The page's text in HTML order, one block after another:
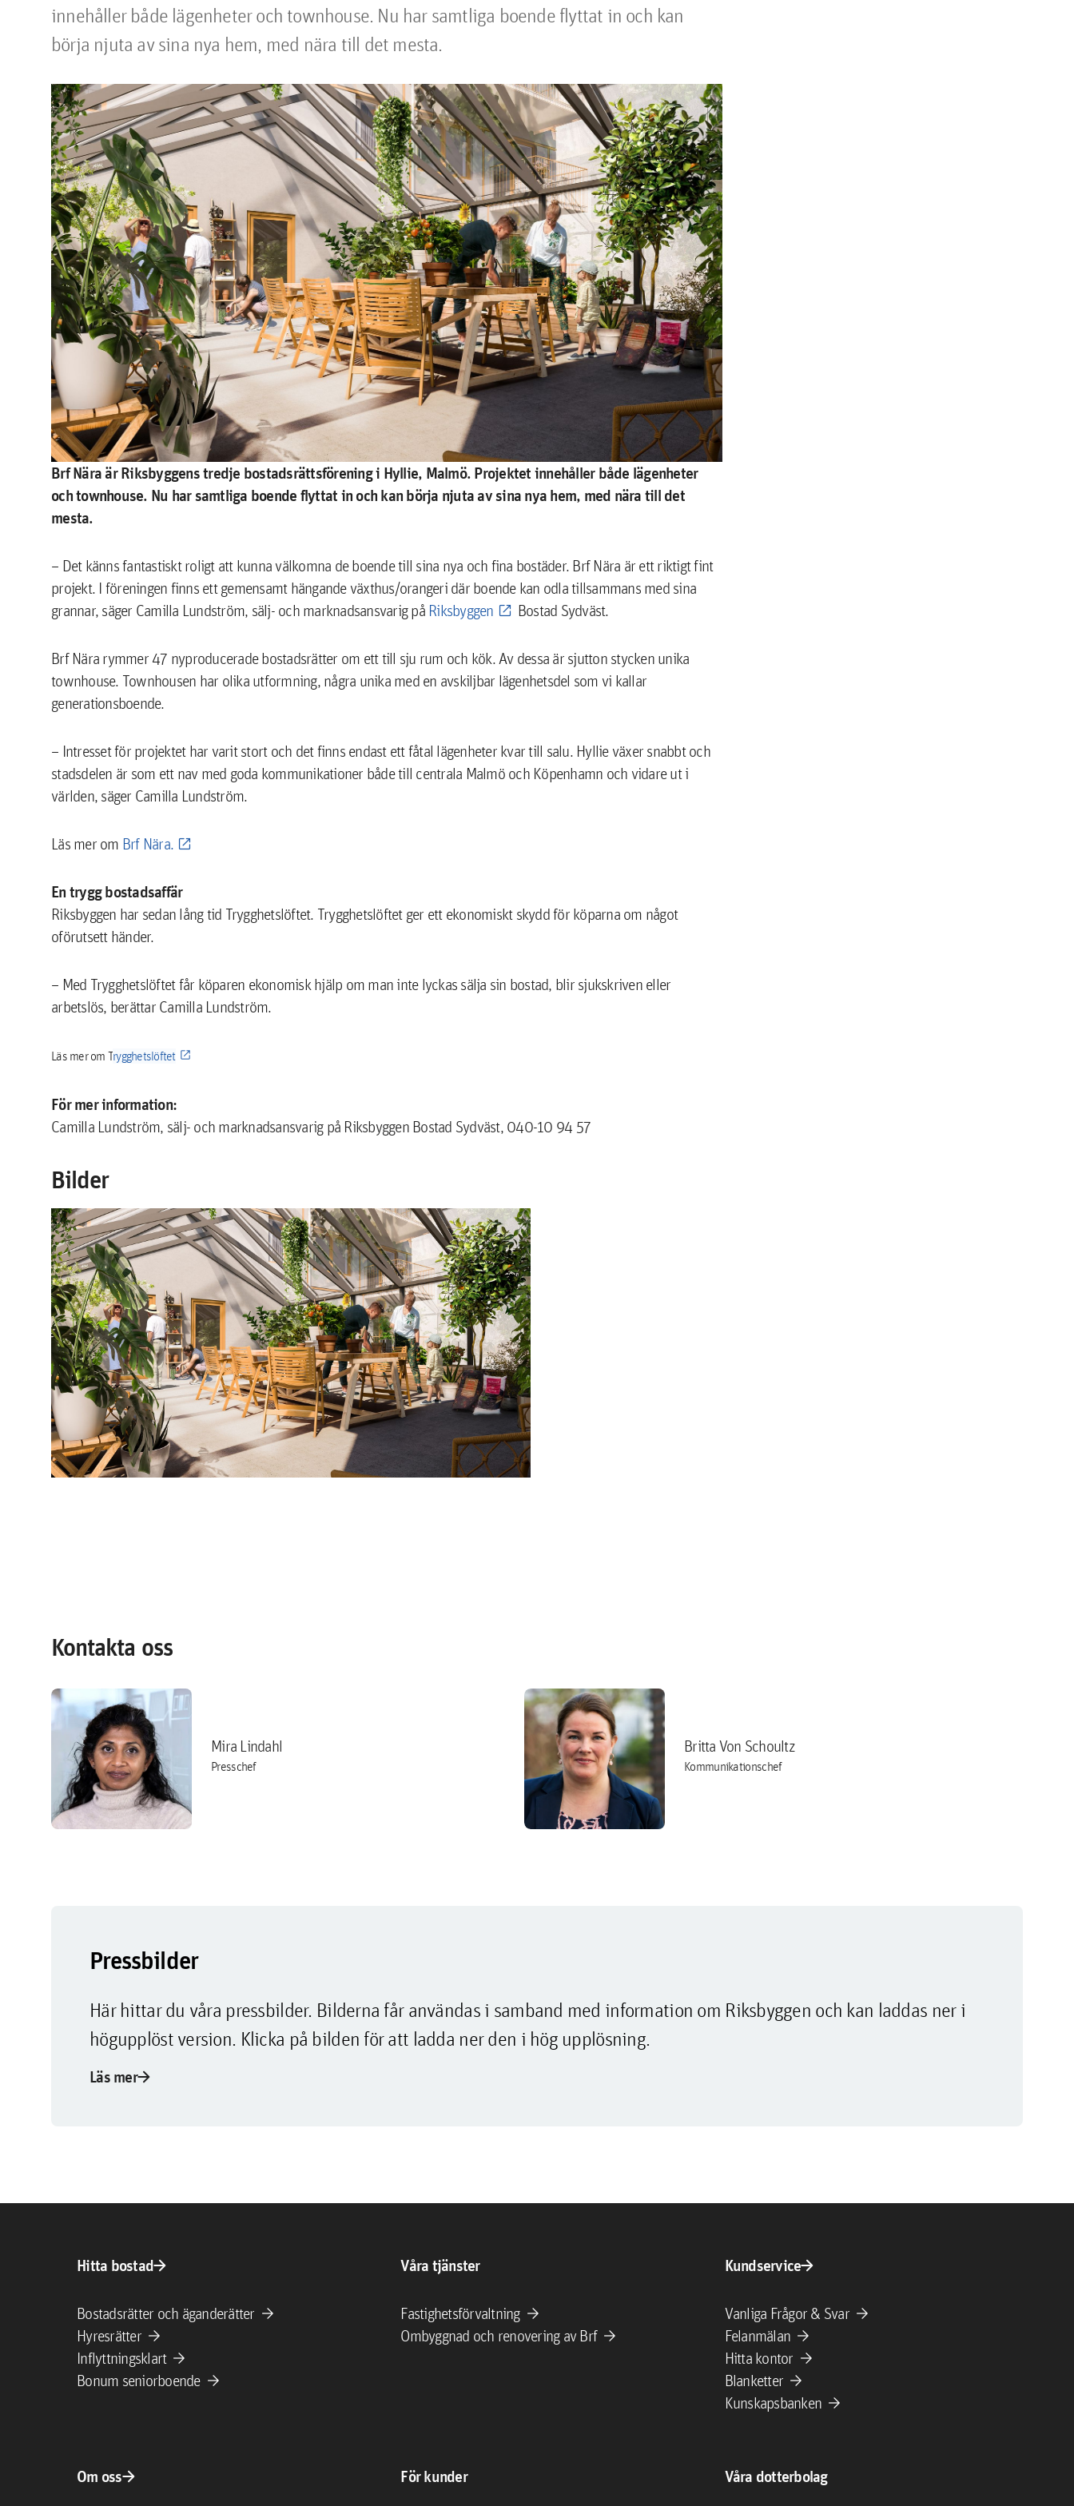
innehåller både lägenheter och townhouse. Nu har samtliga boende flyttat in och kan
börja njuta av sina nya hem, med nära till det mesta.
Brf Nära är Riksbyggens tredje bostadsrättsförening i Hyllie, Malmö. Projektet innehåller både lägenheter
och townhouse. Nu har samtliga boende flyttat in och kan börja njuta av sina nya hem, med nära till det
mesta.
– Det känns fantastiskt roligt att kunna välkomna de boende till sina nya och fina bostäder. Brf Nära är ett riktigt fint
projekt. I föreningen finns ett gemensamt hängande växthus/orangeri där boende kan odla tillsammans med sina
grannar, säger Camilla Lundström, sälj- och marknadsansvarig på Riksbyggen Bostad Sydväst.
Brf Nära rymmer 47 nyproducerade bostadsrätter om ett till sju rum och kök. Av dessa är sjutton stycken unika
townhouse. Townhousen har olika utformning, några unika med en avskiljbar lägenhetsdel som vi kallar
generationsboende.
– Intresset för projektet har varit stort och det finns endast ett fåtal lägenheter kvar till salu. Hyllie växer snabbt och
stadsdelen är som ett nav med goda kommunikationer både till centrala Malmö och Köpenhamn och vidare ut i
världen, säger Camilla Lundström.
Läs mer om Brf Nära.
En trygg bostadsaffär
Riksbyggen har sedan lång tid Trygghetslöftet. Trygghetslöftet ger ett ekonomiskt skydd för köparna om något
oförutsett händer.
– Med Trygghetslöftet får köparen ekonomisk hjälp om man inte lyckas sälja sin bostad, blir sjukskriven eller
arbetslös, berättar Camilla Lundström.
Läs mer om Trygghetslöftet
För mer information:
Camilla Lundström, sälj- och marknadsansvarig på Riksbyggen Bostad Sydväst, 040-10 94 57
Bilder
Kontakta oss
Mira Lindahl
Presschef
Britta Von Schoultz
Kommunikationschef
Pressbilder
Här hittar du våra pressbilder. Bilderna får användas i samband med information om Riksbyggen och kan laddas ner i
högupplöst version. Klicka på bilden för att ladda ner den i hög upplösning.
Läs merarrow_forward
Hitta bostadarrow_forward
Bostadsrätter och äganderätter arrow_forward
Hyresrätter arrow_forward
Inflyttningsklart arrow_forward
Bonum seniorboende arrow_forward
Våra tjänster
Fastighetsförvaltning arrow_forward
Ombyggnad och renovering av Brf arrow_forward
Kundservicearrow_forward
Vanliga Frågor & Svar arrow_forward
Felanmälan arrow_forward
Hitta kontor arrow_forward
Blanketter arrow_forward
Kunskapsbanken arrow_forward
Om ossarrow_forward För kunder Våra dotterbolag